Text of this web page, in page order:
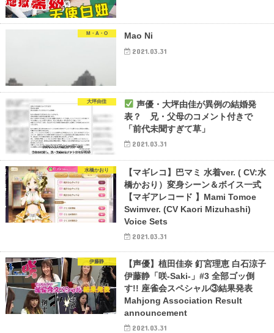
M・A・O Mao Ni
2021.03.31
大坪由佳
声優・大坪由佳が異例の結婚発
表？ 兄・父母のコメント付きで
「前代未聞すぎて草」
2021.03.31
水橋かおり
【マギレコ】巴マミ 水着ver. ( CV:水
橋かおり）変身シーン＆ボイス一式
【マギアレコード 】Mami Tomoe
Swimver. (CV Kaori Mizuhashi)
Voice Sets
2021.03.31
伊藤静
【声優】植田佳奈 釘宮理恵 白石涼子
伊藤静「咲-Saki-」#3 全部ゴッ倒
す!! 座雀会スペシャル③結果発表
Mahjong Association Result
announcement
2021.03.31